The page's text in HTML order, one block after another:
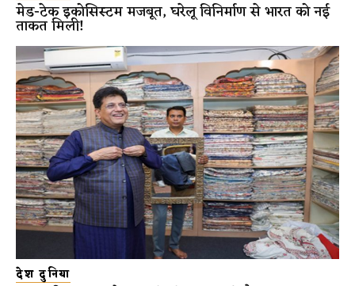
मेड-टेक इकोसिस्टम मजबूत, घरेलू विनिर्माण से भारत को नई
ताकत मिली!
देश दुनिया